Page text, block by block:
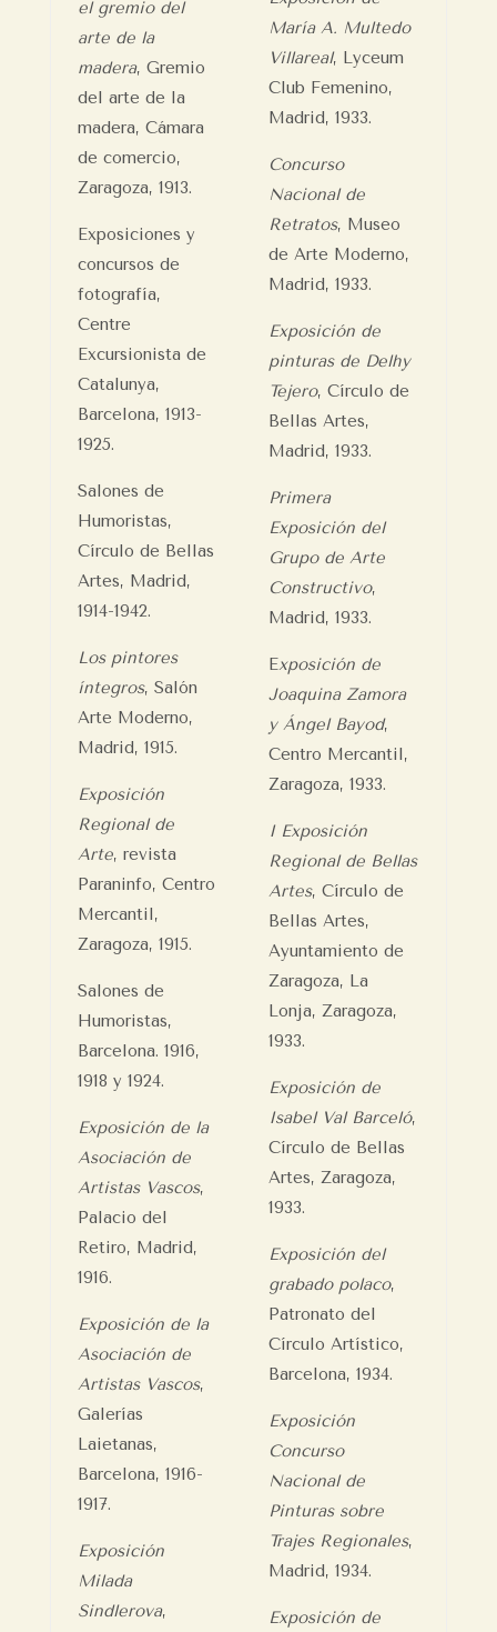
el gremio del
arte de la
madera, Gremio
del arte de la
madera, Cámara
de comercio,
Zaragoza, 1913.
Exposiciones y
concursos de
fotografía,
Centre
Excursionista de
Catalunya,
Barcelona, 1913-
1925.
Salones de
Humoristas,
Círculo de Bellas
Artes, Madrid,
1914-1942.
Los pintores
íntegros, Salón
Arte Moderno,
Madrid, 1915.
Exposición
Regional de
Arte, revista
Paraninfo, Centro
Mercantil,
Zaragoza, 1915.
Salones de
Humoristas,
Barcelona. 1916,
1918 y 1924.
Exposición de la
Asociación de
Artistas Vascos,
Palacio del
Retiro, Madrid,
1916.
Exposición de la
Asociación de
Artistas Vascos,
Galerías
Laietanas,
Barcelona, 1916-
1917.
Exposición
Milada
Sindlerova,
María A. Multedo
Villareal, Lyceum
Club Femenino,
Madrid, 1933.
Concurso
Nacional de
Retratos, Museo
de Arte Moderno,
Madrid, 1933.
Exposición de
pinturas de Delhy
Tejero, Círculo de
Bellas Artes,
Madrid, 1933.
Primera
Exposición del
Grupo de Arte
Constructivo,
Madrid, 1933.
Exposición de
Joaquina Zamora
y Ángel Bayod,
Centro Mercantil,
Zaragoza, 1933.
I Exposición
Regional de Bellas
Artes, Círculo de
Bellas Artes,
Ayuntamiento de
Zaragoza, La
Lonja, Zaragoza,
1933.
Exposición de
Isabel Val Barceló,
Círculo de Bellas
Artes, Zaragoza,
1933.
Exposición del
grabado polaco,
Patronato del
Círculo Artístico,
Barcelona, 1934.
Exposición
Concurso
Nacional de
Pinturas sobre
Trajes Regionales,
Madrid, 1934.
Exposición de